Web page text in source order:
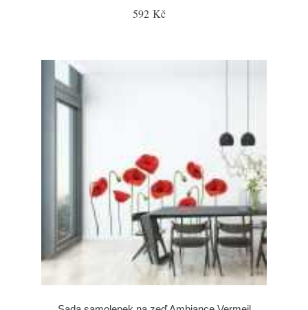
592 Kč